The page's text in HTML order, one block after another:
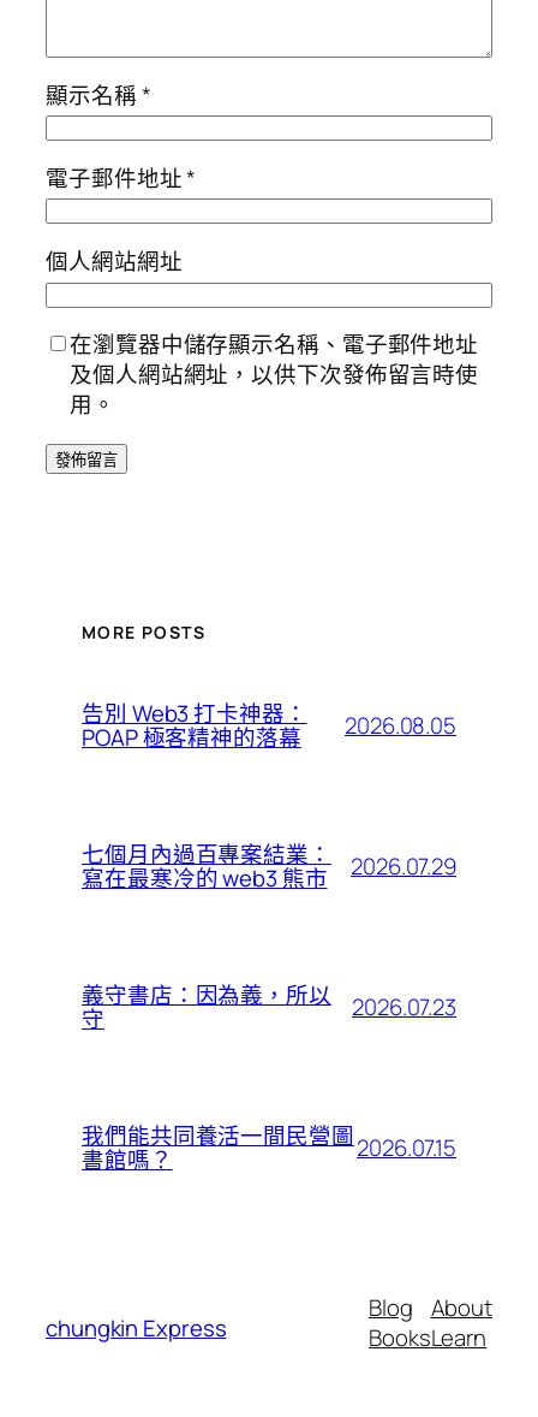
顯示名稱*
電子郵件地址*
個人網站網址
在瀏覽器中儲存顯示名稱、電子郵件地址
及個人網站網址，以供下次發佈留言時使
用。
MORE POSTS
告別 Web3 打卡神器：
POAP 極客精神的落幕 2026.08.05
七個月內過百專案結業：
寫在最寒冷的 web3 熊市 2026.07.29
義守書店：因為義，所以
守 2026.07.23
我們能共同養活一間民營圖
書館嗎？ 2026.07.15
chungkin Express
Blog
Books
About
Learn